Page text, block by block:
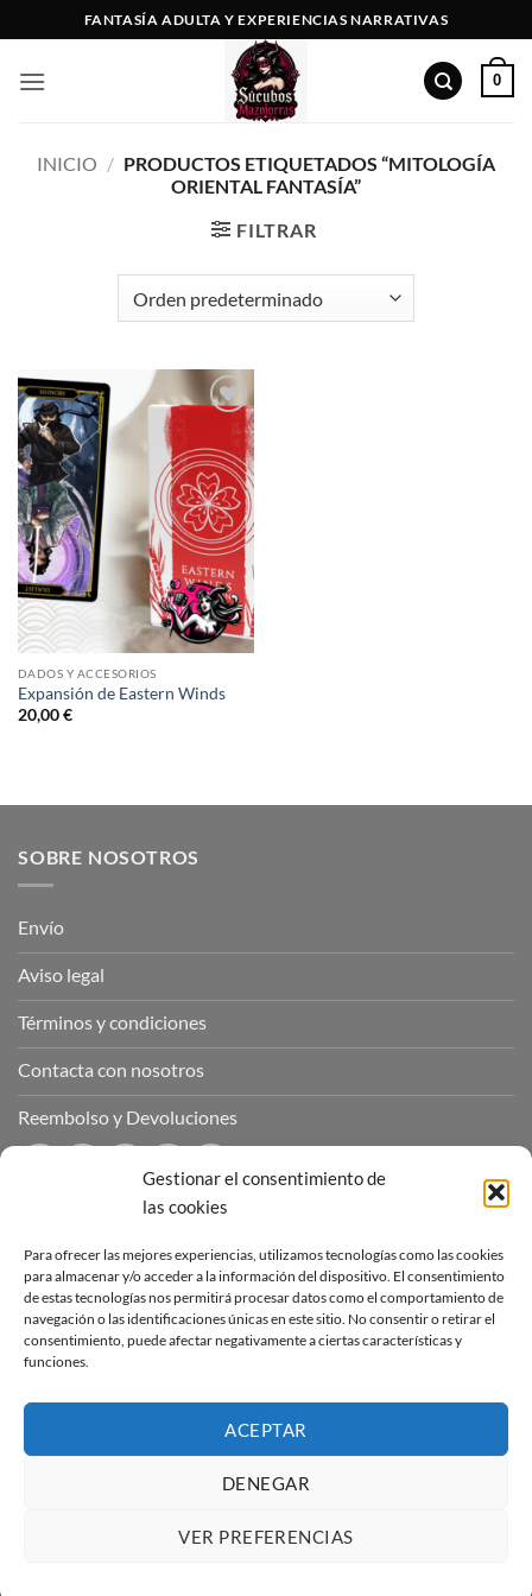
Gestionar el consentimiento de
las cookies
Para ofrecer las mejores experiencias, utilizamos tecnologías como las cookies
para almacenar y/o acceder a la información del dispositivo. El consentimiento
de estas tecnologías nos permitirá procesar datos como el comportamiento de
navegación o las identificaciones únicas en este sitio. No consentir o retirar el
consentimiento, puede afectar negativamente a ciertas características y
funciones.
ACEPTAR
DENEGAR
VER PREFERENCIAS
al
contenido
FANTASÍA ADULTA Y EXPERIENCIAS NARRATIVAS
0
INICIO / PRODUCTOS ETIQUETADOS “MITOLOGÍA
ORIENTAL FANTASÍA”
FILTRAR
Añadir
a la
lista de
deseos
DADOS Y ACCESORIOS
Expansión de Eastern Winds
20,00€
SOBRE NOSOTROS
Envío
Aviso legal
Términos y condiciones
Contacta con nosotros
Reembolso y Devoluciones
Puedes contactar con nosotros a través de nuestras redes
sociales o a través del correo :
contacto@sucubosymazmorras.com
Visa PayPal Stripe